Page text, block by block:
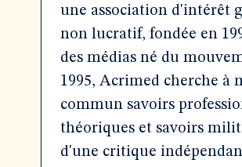
une association d'intérêt
non lucratif, fondée en
des médias né du
1995, Acrimed cherche à
commun savoirs
théoriques et savoirs
d'une critique